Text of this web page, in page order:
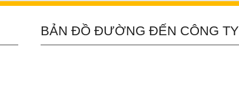
BẢN ĐỒ ĐƯỜNG ĐẾN CÔNG TY